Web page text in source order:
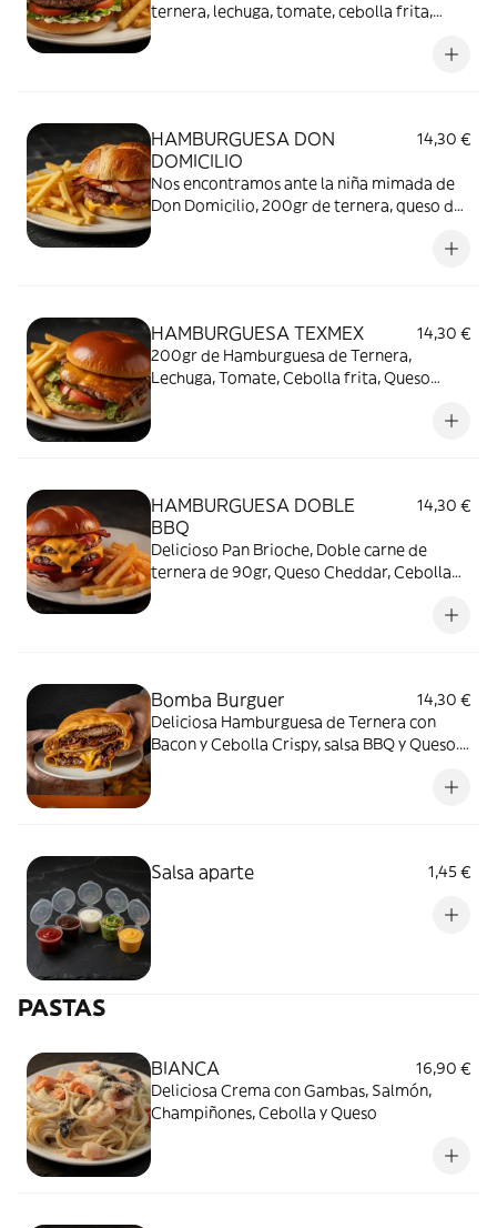
ternera, lechuga, tomate, cebolla frita,
HAMBURGUESA DON
DOMICILIO
14,30 €
Nos encontramos ante la niña mimada de
Don Domicilio, 200gr de ternera, queso de
HAMBURGUESA TEXMEX
14,30 €
200gr de Hamburguesa de Ternera,
Lechuga, Tomate, Cebolla frita, Queso
HAMBURGUESA DOBLE
BBQ
14,30 €
Delicioso Pan Brioche, Doble carne de
ternera de 90gr, Queso Cheddar, Cebolla
Bomba Burguer
14,30 €
Deliciosa Hamburguesa de Ternera con
Bacon y Cebolla Crispy, salsa BBQ y Queso.
Salsa aparte 1,45 €
PASTAS
BIANCA
16,90 €
Deliciosa Crema con Gambas, Salmón,
Champiñones, Cebolla y Queso